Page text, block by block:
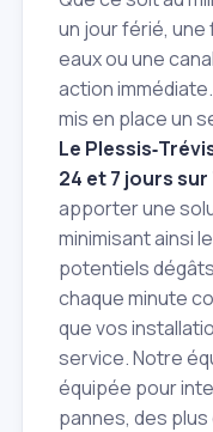
un jour férié,
eaux ou une
action
mis en place un
Le
24 et 7 jours sur
apporter une
minimisant ainsi
potentiels
chaque minute
que vos
service. Notre
équipée pour
pannes, des